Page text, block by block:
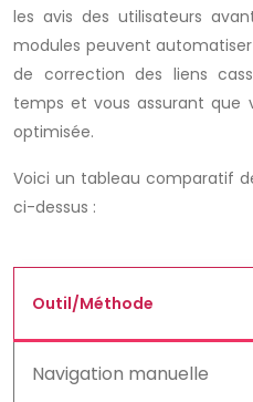
les avis des utilisateurs
modules peuvent
de correction des liens
temps et vous assurant que
optimisée.
Voici un tableau comparatif
ci-dessus :
Outil/Méthode
Navigation manuelle